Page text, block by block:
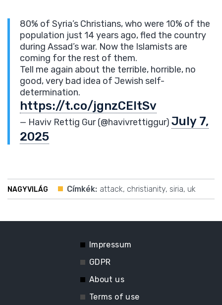
80% of Syria’s Christians, who were 10% of the
population just 14 years ago, fled the country
during Assad’s war. Now the Islamists are
coming for the rest of them.
Tell me again about the terrible, horrible, no
good, very bad idea of Jewish self-
determination.
https://t.co/jgnzCEltSv
— Haviv Rettig Gur (@havivrettiggur) July 7,
2025
NAGYVILÁG Címkék: attack, christianity, siria, uk
Impressum
GDPR
About us
Terms of use